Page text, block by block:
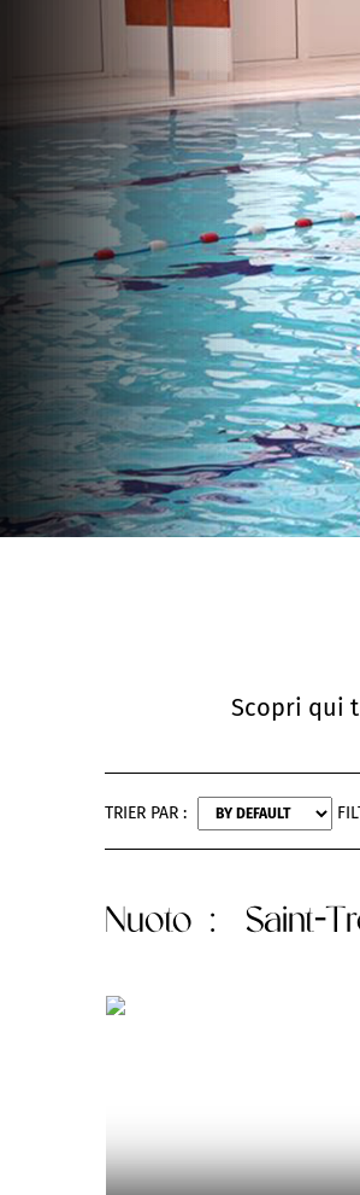
Scopri qui
TRIER PAR :
Nuoto : Saint-